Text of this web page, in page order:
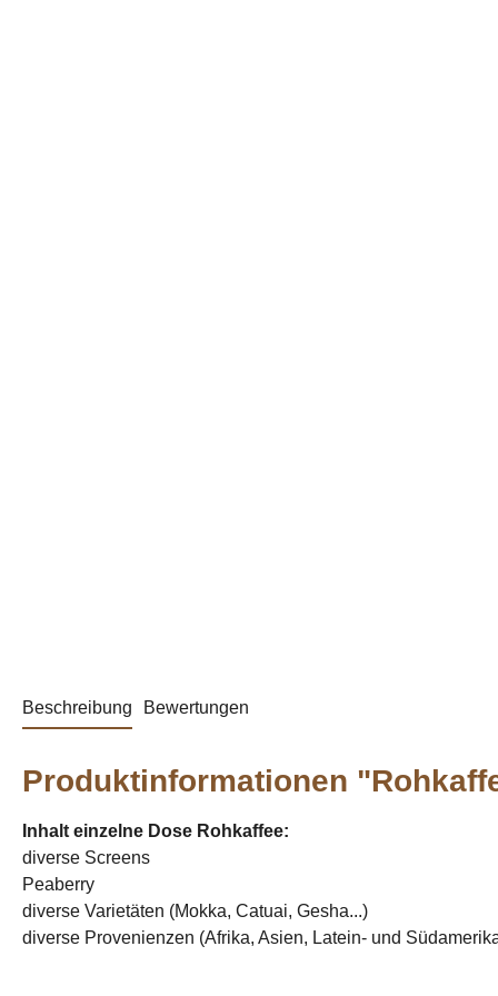
Beschreibung Bewertungen
Produktinformationen
Inhalt einzelne Dose Rohkaffee:
diverse Screens
Peaberry
diverse Varietäten (Mokka, Catuai, Gesha...)
diverse Provenienzen (Afrika, Asien, Latein- und